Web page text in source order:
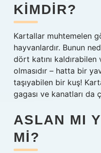
KIMDIR?
Kartallar muhtemelen
hayvanlardır. Bunun
dört katını
olmasıdır – hatta bir
taşıyabilen bir kuş!
gagası ve kanatları da
ASLAN MI
MI?